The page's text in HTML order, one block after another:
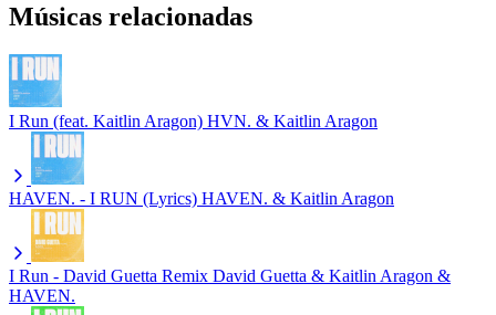
Músicas relacionadas
I Run (feat. Kaitlin Aragon) HVN. & Kaitlin Aragon
HAVEN. - I RUN (Lyrics) HAVEN. & Kaitlin Aragon
I Run - David Guetta Remix David Guetta & Kaitlin Aragon &
HAVEN.